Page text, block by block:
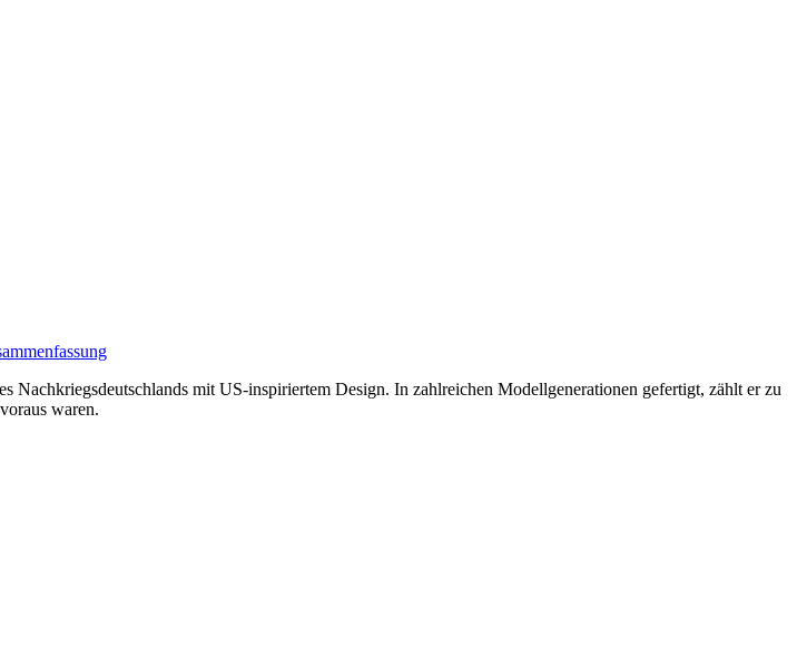
mit US-inspiriertem Design. In zahlreichen Modellgenerationen gefertigt, zählt er zu
waren.